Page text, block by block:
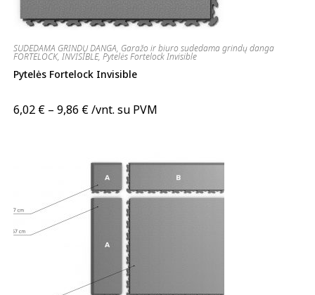
SUDEDAMA GRINDŲ DANGA, Garažo ir biuro sudedama grindų danga
FORTELOCK, INVISIBLE, Pytelės Fortelock Invisible
Pytelės Fortelock Invisible
6,02 € – 9,86 €/vnt. su PVM